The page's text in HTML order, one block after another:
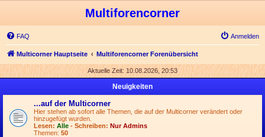
Multiforencorner
FAQ Anmelden
Multicorner Hauptseite Multiforencorner Forenübersicht
Aktuelle Zeit: 10.08.2026, 20:53
Neuigkeiten
...auf der Multicorner
Hier stehen ab sofort alle Themen, die auf der Multicorner verändert oder
hinzugefügt wurden.
Lesen: Alle - Schreiben: Nur Admins
Themen: 50